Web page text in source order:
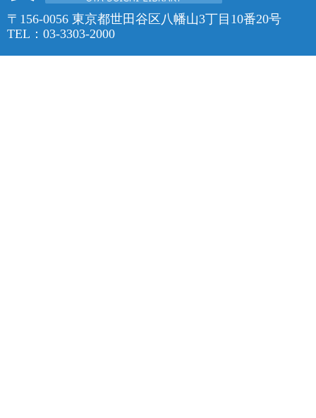
〒156-0056 東京都世田谷区八幡山3丁目10番20号
TEL：03-3303-2000